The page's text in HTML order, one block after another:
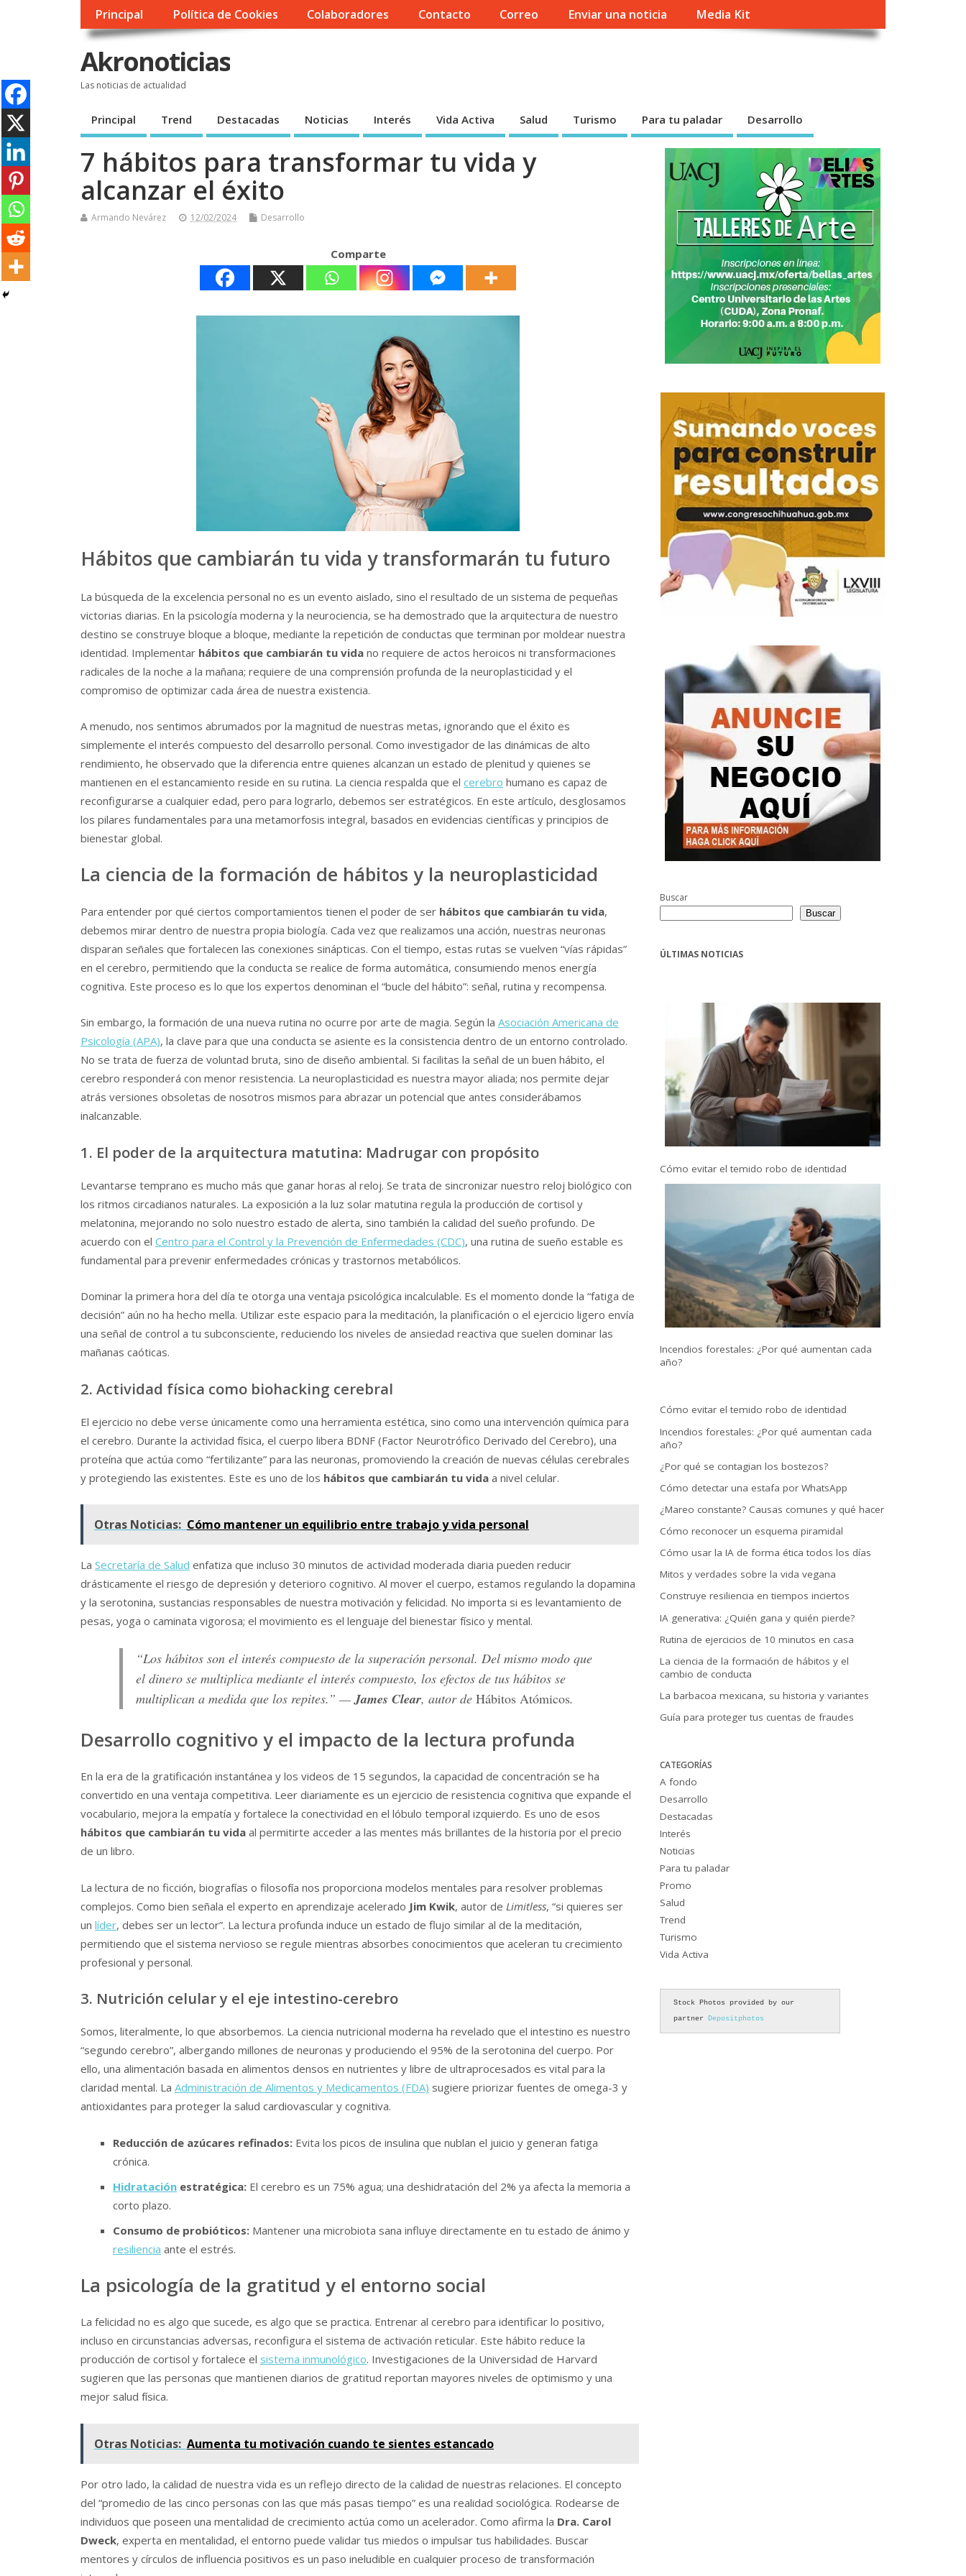
Principal Política de Cookies Colaboradores Contacto Correo Enviar una noticia Media Kit
Akronoticias
Las noticias de actualidad
Principal Trend Destacadas Noticias Interés Vida Activa Salud Turismo Para tu paladar Desarrollo
7 hábitos para transformar tu vida y
alcanzar el éxito
Armando Nevárez 12/02/2024 Desarrollo
Comparte
Hábitos que cambiarán tu vida y transformarán tu futuro
La búsqueda de la excelencia personal no es un evento aislado, sino el resultado de un sistema de pequeñas
victorias diarias. En la psicología moderna y la neurociencia, se ha demostrado que la arquitectura de nuestro
destino se construye bloque a bloque, mediante la repetición de conductas que terminan por moldear nuestra
identidad. Implementar hábitos que cambiarán tu vida no requiere de actos heroicos ni transformaciones
radicales de la noche a la mañana; requiere de una comprensión profunda de la neuroplasticidad y el
compromiso de optimizar cada área de nuestra existencia.
A menudo, nos sentimos abrumados por la magnitud de nuestras metas, ignorando que el éxito es
simplemente el interés compuesto del desarrollo personal. Como investigador de las dinámicas de alto
rendimiento, he observado que la diferencia entre quienes alcanzan un estado de plenitud y quienes se
mantienen en el estancamiento reside en su rutina. La ciencia respalda que el cerebro humano es capaz de
reconfigurarse a cualquier edad, pero para lograrlo, debemos ser estratégicos. En este artículo, desglosamos
los pilares fundamentales para una metamorfosis integral, basados en evidencias científicas y principios de
bienestar global.
La ciencia de la formación de hábitos y la neuroplasticidad
Para entender por qué ciertos comportamientos tienen el poder de ser hábitos que cambiarán tu vida,
debemos mirar dentro de nuestra propia biología. Cada vez que realizamos una acción, nuestras neuronas
disparan señales que fortalecen las conexiones sinápticas. Con el tiempo, estas rutas se vuelven “vías rápidas”
en el cerebro, permitiendo que la conducta se realice de forma automática, consumiendo menos energía
cognitiva. Este proceso es lo que los expertos denominan el “bucle del hábito”: señal, rutina y recompensa.
Sin embargo, la formación de una nueva rutina no ocurre por arte de magia. Según la Asociación Americana de
Psicología (APA), la clave para que una conducta se asiente es la consistencia dentro de un entorno controlado.
No se trata de fuerza de voluntad bruta, sino de diseño ambiental. Si facilitas la señal de un buen hábito, el
cerebro responderá con menor resistencia. La neuroplasticidad es nuestra mayor aliada; nos permite dejar
atrás versiones obsoletas de nosotros mismos para abrazar un potencial que antes considerábamos
inalcanzable.
1. El poder de la arquitectura matutina: Madrugar con propósito
Levantarse temprano es mucho más que ganar horas al reloj. Se trata de sincronizar nuestro reloj biológico con
los ritmos circadianos naturales. La exposición a la luz solar matutina regula la producción de cortisol y
melatonina, mejorando no solo nuestro estado de alerta, sino también la calidad del sueño profundo. De
acuerdo con el Centro para el Control y la Prevención de Enfermedades (CDC), una rutina de sueño estable es
fundamental para prevenir enfermedades crónicas y trastornos metabólicos.
Dominar la primera hora del día te otorga una ventaja psicológica incalculable. Es el momento donde la “fatiga de
decisión” aún no ha hecho mella. Utilizar este espacio para la meditación, la planificación o el ejercicio ligero envía
una señal de control a tu subconsciente, reduciendo los niveles de ansiedad reactiva que suelen dominar las
mañanas caóticas.
2. Actividad física como biohacking cerebral
El ejercicio no debe verse únicamente como una herramienta estética, sino como una intervención química para
el cerebro. Durante la actividad física, el cuerpo libera BDNF (Factor Neurotrófico Derivado del Cerebro), una
proteína que actúa como “fertilizante” para las neuronas, promoviendo la creación de nuevas células cerebrales
y protegiendo las existentes. Este es uno de los hábitos que cambiarán tu vida a nivel celular.
Otras Noticias: Cómo mantener un equilibrio entre trabajo y vida personal
La Secretaría de Salud enfatiza que incluso 30 minutos de actividad moderada diaria pueden reducir
drásticamente el riesgo de depresión y deterioro cognitivo. Al mover el cuerpo, estamos regulando la dopamina
y la serotonina, sustancias responsables de nuestra motivación y felicidad. No importa si es levantamiento de
pesas, yoga o caminata vigorosa; el movimiento es el lenguaje del bienestar físico y mental.
“Los hábitos son el interés compuesto de la superación personal. Del mismo modo que
el dinero se multiplica mediante el interés compuesto, los efectos de tus hábitos se
multiplican a medida que los repites.” — James Clear, autor de Hábitos Atómicos.
Desarrollo cognitivo y el impacto de la lectura profunda
En la era de la gratificación instantánea y los videos de 15 segundos, la capacidad de concentración se ha
convertido en una ventaja competitiva. Leer diariamente es un ejercicio de resistencia cognitiva que expande el
vocabulario, mejora la empatía y fortalece la conectividad en el lóbulo temporal izquierdo. Es uno de esos
hábitos que cambiarán tu vida al permitirte acceder a las mentes más brillantes de la historia por el precio
de un libro.
La lectura de no ficción, biografías o filosofía nos proporciona modelos mentales para resolver problemas
complejos. Como bien señala el experto en aprendizaje acelerado Jim Kwik, autor de Limitless, “si quieres ser
un líder, debes ser un lector”. La lectura profunda induce un estado de flujo similar al de la meditación,
permitiendo que el sistema nervioso se regule mientras absorbes conocimientos que aceleran tu crecimiento
profesional y personal.
3. Nutrición celular y el eje intestino-cerebro
Somos, literalmente, lo que absorbemos. La ciencia nutricional moderna ha revelado que el intestino es nuestro
“segundo cerebro”, albergando millones de neuronas y produciendo el 95% de la serotonina del cuerpo. Por
ello, una alimentación basada en alimentos densos en nutrientes y libre de ultraprocesados es vital para la
claridad mental. La Administración de Alimentos y Medicamentos (FDA) sugiere priorizar fuentes de omega-3 y
antioxidantes para proteger la salud cardiovascular y cognitiva.
Reducción de azúcares refinados: Evita los picos de insulina que nublan el juicio y generan fatiga
crónica.
Hidratación estratégica: El cerebro es un 75% agua; una deshidratación del 2% ya afecta la memoria a
corto plazo.
Consumo de probióticos: Mantener una microbiota sana influye directamente en tu estado de ánimo y
resiliencia ante el estrés.
La psicología de la gratitud y el entorno social
La felicidad no es algo que sucede, es algo que se practica. Entrenar al cerebro para identificar lo positivo,
incluso en circunstancias adversas, reconfigura el sistema de activación reticular. Este hábito reduce la
producción de cortisol y fortalece el sistema inmunológico. Investigaciones de la Universidad de Harvard
sugieren que las personas que mantienen diarios de gratitud reportan mayores niveles de optimismo y una
mejor salud física.
Otras Noticias: Aumenta tu motivación cuando te sientes estancado
Por otro lado, la calidad de nuestra vida es un reflejo directo de la calidad de nuestras relaciones. El concepto
del “promedio de las cinco personas con las que más pasas tiempo” es una realidad sociológica. Rodearse de
individuos que poseen una mentalidad de crecimiento actúa como un acelerador. Como afirma la Dra. Carol
Dweck, experta en mentalidad, el entorno puede validar tus miedos o impulsar tus habilidades. Buscar
mentores y círculos de influencia positivos es un paso ineludible en cualquier proceso de transformación
Buscar
Buscar
ÚLTIMAS NOTICIAS
Cómo evitar el temido robo de identidad
Incendios forestales: ¿Por qué aumentan cada
año?
Cómo evitar el temido robo de identidad
Incendios forestales: ¿Por qué aumentan cada
año?
¿Por qué se contagian los bostezos?
Cómo detectar una estafa por WhatsApp
¿Mareo constante? Causas comunes y qué hacer
Cómo reconocer un esquema piramidal
Cómo usar la IA de forma ética todos los días
Mitos y verdades sobre la vida vegana
Construye resiliencia en tiempos inciertos
IA generativa: ¿Quién gana y quién pierde?
Rutina de ejercicios de 10 minutos en casa
La ciencia de la formación de hábitos y el
cambio de conducta
La barbacoa mexicana, su historia y variantes
Guía para proteger tus cuentas de fraudes
CATEGORÍAS
A fondo
Desarrollo
Destacadas
Interés
Noticias
Para tu paladar
Promo
Salud
Trend
Turismo
Vida Activa
Stock Photos provided by our
partner Depositphotos